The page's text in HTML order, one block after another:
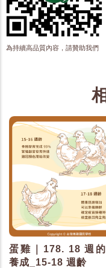
為持續高品質內容，請贊助我們
蛋雞｜178. 18 週
養成_15-18 週齡